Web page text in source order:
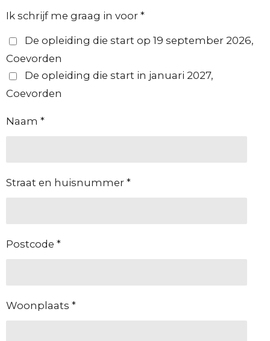
Ik schrijf me graag in voor *
De opleiding die start op 19 september 2026,
Coevorden
De opleiding die start in januari 2027,
Coevorden
Naam *
Straat en huisnummer *
Postcode *
Woonplaats *